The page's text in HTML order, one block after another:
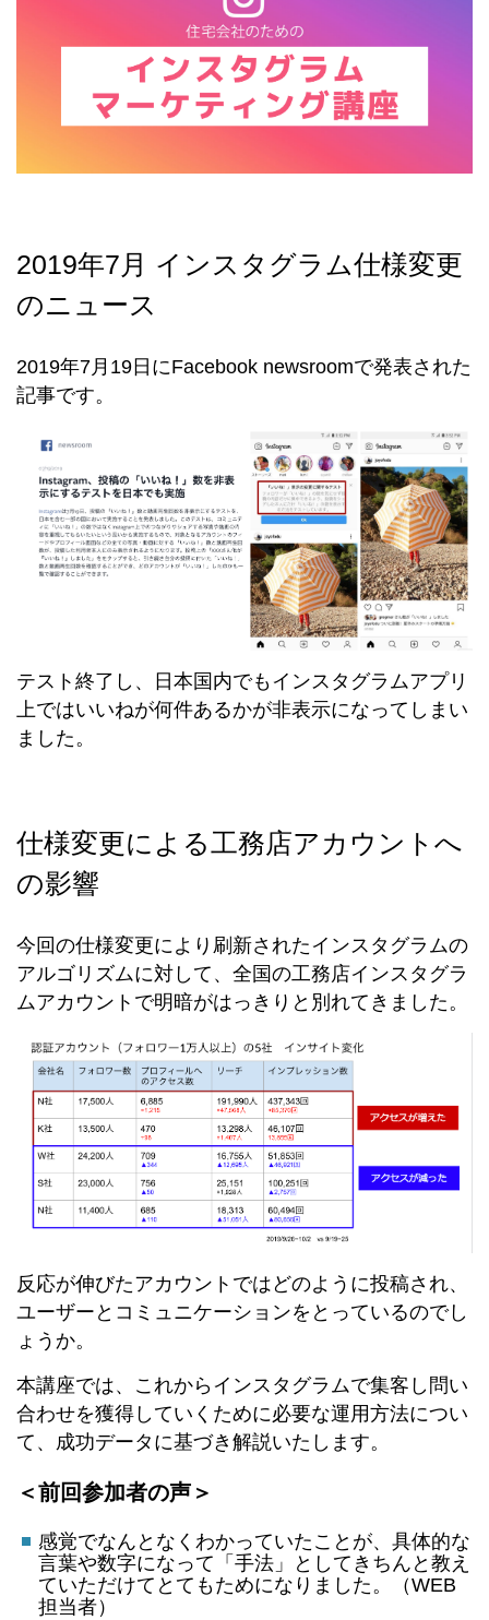
2019年7月 インスタグラム仕様変更
のニュース
2019年7月19日にFacebook newsroomで発表された
記事です。
テスト終了し、日本国内でもインスタグラムアプリ
上ではいいねが何件あるかが非表示になってしまい
ました。
仕様変更による工務店アカウントへ
の影響
今回の仕様変更により刷新されたインスタグラムの
アルゴリズムに対して、全国の工務店インスタグラ
ムアカウントで明暗がはっきりと別れてきました。
反応が伸びたアカウントではどのように投稿され、
ユーザーとコミュニケーションをとっているのでし
ょうか。
本講座では、これからインスタグラムで集客し問い
合わせを獲得していくために必要な運用方法につい
て、成功データに基づき解説いたします。
＜前回参加者の声＞
感覚でなんとなくわかっていたことが、具体的な
言葉や数字になって「手法」としてきちんと教え
ていただけてとてもためになりました。（WEB
担当者）